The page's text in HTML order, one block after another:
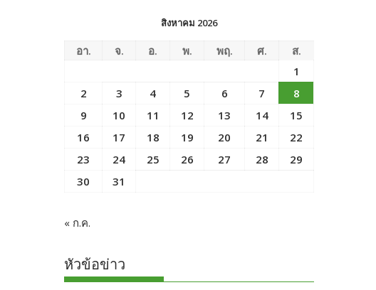
สิงหาคม 2026
อา. จ. อ. พ. พฤ. ศ.
ส.
1
2
3 4 5 6 7
8
9
10 11 12 13 14
15
16
17 18 19 20 21
22
23
24 25 26 27 28
29
30
31
« ก.ค.
หัวข้อข่าว